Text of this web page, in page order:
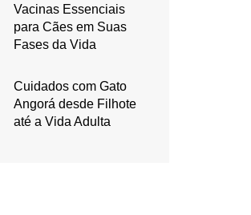
Vacinas Essenciais
para Cães em Suas
Fases da Vida
Cuidados com Gato
Angorá desde Filhote
até a Vida Adulta